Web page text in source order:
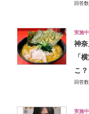
回答
実施中
神
「
こ？
回答
実施中